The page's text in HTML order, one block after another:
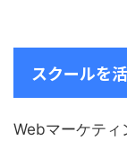
スクールを
Webマーケティ